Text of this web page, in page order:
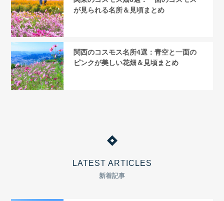
が見られる名所＆見頃まとめ
関西のコスモス名所4選：青空と一面の
ピンクが美しい花畑＆見頃まとめ
LATEST ARTICLES
新着記事